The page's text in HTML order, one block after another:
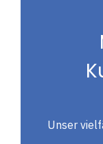
Unser